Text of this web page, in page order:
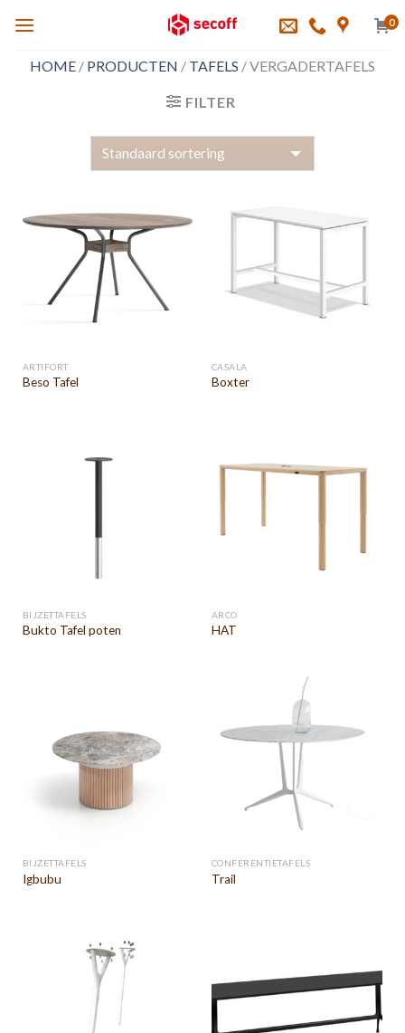
0
HOME / PRODUCTEN / TAFELS /VERGADERTAFELS
FILTER
ARTIFORT
Beso Tafel
CASALA
Boxter
BIJZETTAFELS
Bukto Tafel poten
ARCO
HAT
BIJZETTAFELS
Igbubu
CONFERENTIETAFELS
Trail